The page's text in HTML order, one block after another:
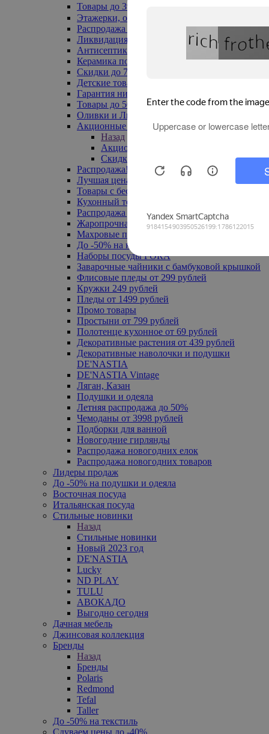
Товары до 399₽
Этажерки, обувницы
Распродажа текстиля до -50%
Ликвидация до -70%
Антисептики
Керамика по 129 руб
Скидки до 70%
Детские товары
Гарантия низкой цены
Товары до 500 руб
Оливки и Лимоны
Акционные товары
Назад
Акционные товары
Скидка 20% по промокоду
Распродажа! Ульяновск до -70%
Лучшая цена
Товары с бесплатной доставкой
Кухонный текстиль
Распродажа до -50%
Жаропрочная посуда
Махровые полотенца
До -50% на ковры
Наборы посуды FORA
Заварочные чайники с бамбуковой крышкой
Флисовые пледы от 299 рублей
Кружки 249 рублей
Пледы от 1499 рублей
Промо товары
Простыни от 799 рублей
Полотенце кухонное от 69 рублей
Декоративные растения от 439 рублей
Декоративные наволочки и подушки
DE'NASTIA
DE'NASTIA Vintage
Ляган, Казан
Подушки и одеяла
Летняя распродажа до 50%
Чемоданы от 3998 рублей
Подборки для ванной
Новогодние гирлянды
Распродажа новогодних елок
Распродажа новогодних товаров
Лидеры продаж
До -50% на подушки и одеяла
Восточная посуда
Итальянская посуда
Стильные новинки
Назад
Стильные новинки
Новый 2023 год
DE'NASTIA
Lucky
ND PLAY
TULU
АВОКАДО
Выгодно сегодня
Дачная мебель
Джинсовая коллекция
Бренды
Назад
Бренды
Polaris
Redmond
Tefal
Taller
До -50% на текстиль
Сдуваем цены до -40%